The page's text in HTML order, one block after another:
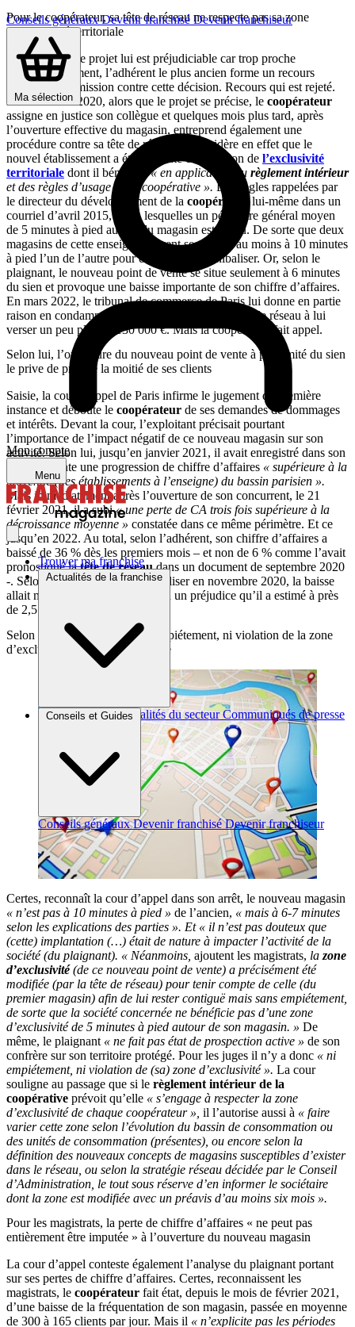
Conseils générauxDevenir franchisé Devenir franchiseur
Ma sélection
Mon compte
Menu
Trouver ma franchise
Actualités de la franchise
Brèves et actus Actualités du secteur Communiqués de presse
Conseils et Guides
Conseils généraux Devenir franchisé Devenir franchiseur
Pour le coopérateur, sa tête de réseau ne respecte pas sa zone
d’exclusivité territoriale
Estimant que ce projet lui est préjudiciable car trop proche
géographiquement, l’adhérent le plus ancien forme un recours
devant la commission contre cette décision. Recours qui est rejeté.
En novembre 2020, alors que le projet se précise, le coopérateur
assigne en justice son collègue et quelques mois plus tard, après
l’ouverture effective du magasin, entreprend également une
procédure contre sa tête de réseau. Il considère en effet que le
nouvel établissement a été implanté en violation de l’exclusivité
territoriale dont il bénéficie« en application du règlement intérieur
et des règles d’usage de la coopérative ». Des règles rappelées par
le directeur du développement de la coopérative lui-même dans un
courriel d’avril 2015, selon lesquelles un périmètre général moyen
de 5 minutes à pied autour du magasin est prévu. De sorte que deux
magasins de cette enseigne doivent se trouver au moins à 10 minutes
à pied l’un de l’autre pour éviter de se cannibaliser. Or, selon le
plaignant, le nouveau point de vente se situe seulement à 6 minutes
du sien et provoque une baisse importante de son chiffre d’affaires.
En mars 2022, le tribunal de commerce de Paris lui donne en partie
raison en condamnant la
tête de réseau à lui
verser un peu plus de 130 000 €. Mais la coopérative fait appel.
Selon lui, l’ouverture du nouveau point de vente à proximité du sien
le prive de près de la moitié de ses clients
Saisie, la cour d’appel de Paris infirme le jugement de première
instance et déboute le coopérateur de ses demandes de dommages
et intérêts. Devant la cour, l’exploitant précisait pourtant
l’importance de l’impact négatif de ce nouveau magasin sur son
activité. Selon lui, jusqu’en janvier 2021, il avait enregistré dans son
point de vente une progression de chiffre d’affaires « supérieure à la
moyenne (des établissements à l’enseigne) du bassin parisien ».
Mais immédiatement après l’ouverture de son concurrent, le 21
février 2021, il a subi« une perte de CA trois fois supérieure à la
décroissance moyenne » constatée dans ce même périmètre. Et ce
jusqu’en 2022. Au total, selon l’adhérent, son chiffre d’affaires a
baissé de 36 % dès les premiers mois – et non de 6 % comme l’avait
pronostiqué latête de réseaudans un document de septembre 2020
-. Selon une étude qu’il a fait réaliser en novembre 2020, la baisse
allait même atteindre 50 %. D’où un préjudice qu’il a estimé à près
de 2,5 millions d’euros
Selon la cour, il n’y a eu « ni empiétement, ni violation de la zone
d’exclusivité » par la coopérative
Certes, reconnaît la cour d’appel dans son arrêt, le nouveau magasin
« n’est pas à 10 minutes à pied » de l’ancien, « mais à 6-7 minutes
selon les explications des parties ». Et « il n’est pas douteux que
(cette) implantation (…) était de nature à impacter l’activité de la
société (du plaignant). « Néanmoins, ajoutent les magistrats, la zone
d’exclusivité(de ce nouveau point de vente) a précisément été
modifiée (par la tête de réseau) pour tenir compte de celle (du
premier magasin) afin de lui rester contiguë mais sans empiétement,
de sorte que la société concernée ne bénéficie pas d’une zone
d’exclusivité de 5 minutes à pied autour de son magasin. » De
même, le plaignant « ne fait pas état de prospection active » de son
confrère sur son territoire protégé. Pour les juges il n’y a donc « ni
empiétement, ni violation de (sa) zone d’exclusivité ». La cour
souligne au passage que si le règlement intérieur de la
coopérative prévoit qu’elle « s’engage à respecter la zone
d’exclusivité de chaque coopérateur », il l’autorise aussi à « faire
varier cette zone selon l’évolution du bassin de consommation ou
des unités de consommation (présentes), ou encore selon la
définition des nouveaux concepts de magasins susceptibles d’exister
dans le réseau, ou selon la stratégie réseau décidée par le Conseil
d’Administration, le tout sous réserve d’en informer le sociétaire
dont la zone est modifiée avec un préavis d’au moins six mois ».
Pour les magistrats, la perte de chiffre d’affaires « ne peut pas
entièrement être imputée » à l’ouverture du nouveau magasin
La cour d’appel conteste également l’analyse du plaignant portant
sur ses pertes de chiffre d’affaires. Certes, reconnaissent les
magistrats, le coopérateur fait état, depuis le mois de février 2021,
d’une baisse de la fréquentation de son magasin, passée en moyenne
de 300 à 165 clients par jour. Mais il « n’explicite pas les périodes